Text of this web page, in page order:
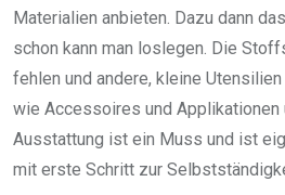
Materialien anbieten. Dazu dann
schon kann man loslegen. Die
fehlen und andere, kleine
wie Accessoires und Applikationen
Ausstattung ist ein Muss und ist
mit erste Schritt zur